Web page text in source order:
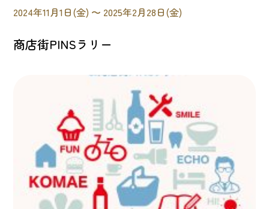
2024年11月1日(金) 〜 2025年2月28日(金)
商店街PINSラリー